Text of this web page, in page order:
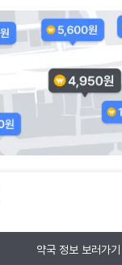
약국 정보 보러가기